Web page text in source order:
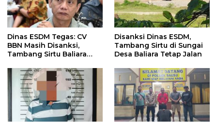
Dinas ESDM Tegas: CV
BBN Masih Disanksi,
Tambang Sirtu Baliara
Disanksi Dinas ESDM,
Tambang Sirtu di Sungai
Desa Baliara Tetap Jalan